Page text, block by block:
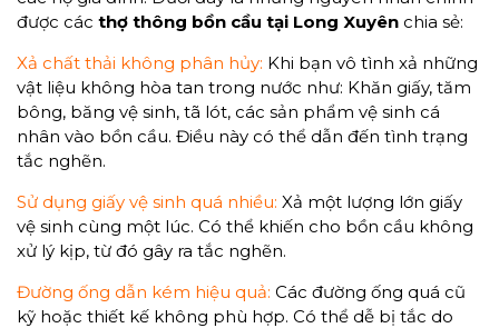
được các thợ thông bồn cầu tại Long Xuyên chia sẻ:
Xả chất thải không phân hủy: Khi bạn vô tình xả những
vật liệu không hòa tan trong nước như: Khăn giấy, tăm
bông, băng vệ sinh, tã lót, các sản phẩm vệ sinh cá
nhân vào bồn cầu. Điều này có thể dẫn đến tình trạng
tắc nghẽn.
Sử dụng giấy vệ sinh quá nhiều: Xả một lượng lớn giấy
vệ sinh cùng một lúc. Có thể khiến cho bồn cầu không
xử lý kịp, từ đó gây ra tắc nghẽn.
Đường ống dẫn kém hiệu quả: Các đường ống quá cũ
kỹ hoặc thiết kế không phù hợp. Có thể dễ bị tắc do